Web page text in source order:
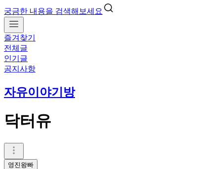
궁금한 내용을 검색해보세요
즐겨찾기
전체글
인기글
공지사항
자유이야기방
닥터유
영진왕빠